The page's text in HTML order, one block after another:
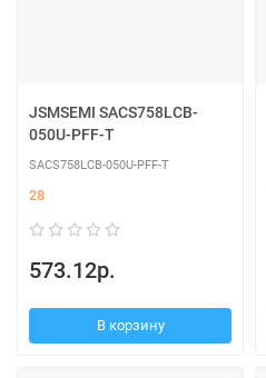
JSMSEMI SACS758LCB-
050U-PFF-T
SACS758LCB-050U-PFF-T
28
573.12р.
В корзину